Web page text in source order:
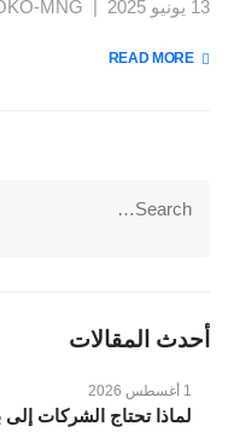
13 يونيو 2025 MNG
READ MORE +
أحدث المقالات
1 أغسطس 2026